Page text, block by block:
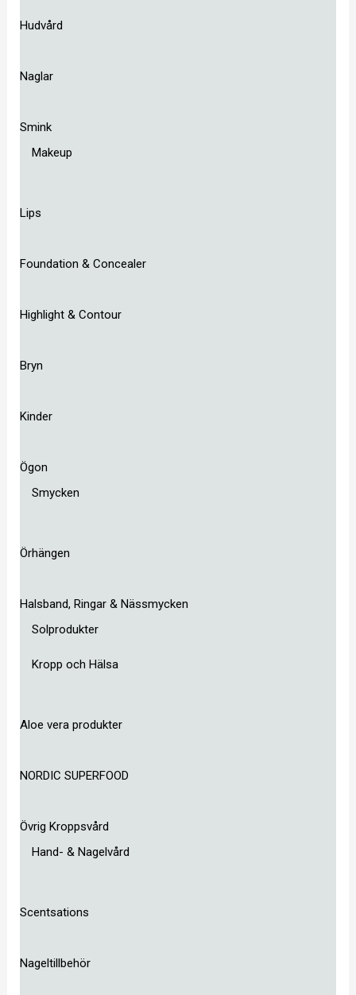
Hudvård
Naglar
Smink
Makeup
Lips
Foundation & Concealer
Highlight & Contour
Bryn
Kinder
Ögon
Smycken
Örhängen
Halsband, Ringar & Nässmycken
Solprodukter
Kropp och Hälsa
Aloe vera produkter
NORDIC SUPERFOOD
Övrig Kroppsvård
Hand- & Nagelvård
Scentsations
Nageltillbehör